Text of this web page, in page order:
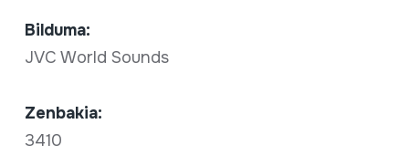
Bilduma:
JVC World Sounds
Zenbakia:
3410